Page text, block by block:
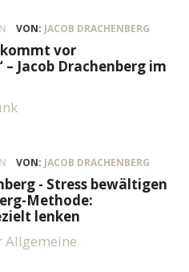
VON: JACOB DRACHENBERG
kommt vor
– Jacob Drachenberg im
VON: JACOB DRACHENBERG
- Stress bewältigen
Methode:
lenken
Allgemeine